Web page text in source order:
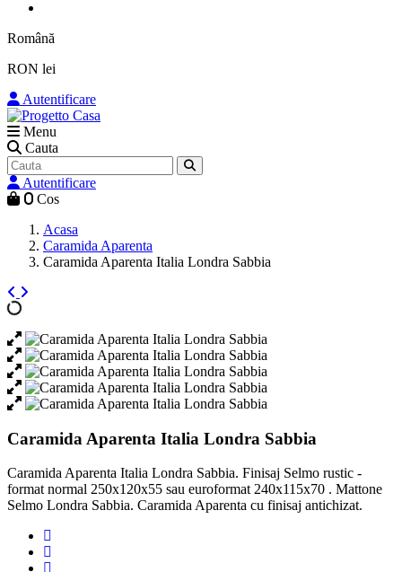
Română
RON lei
Autentificare
Menu
Cauta
Autentificare
0 Cos
Acasa
Caramida Aparenta
Caramida Aparenta Italia Londra Sabbia
Caramida Aparenta Italia Londra Sabbia
Caramida Aparenta Italia Londra Sabbia. Finisaj Selmo rustic -
format normal 250x120x55 sau euroformat 240x115x70 . Mattone
Selmo Londra Sabbia. Caramida Aparenta cu finisaj antichizat.